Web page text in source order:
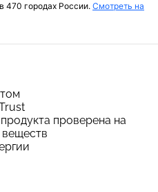
470 городах России. Смотреть на
проверена на